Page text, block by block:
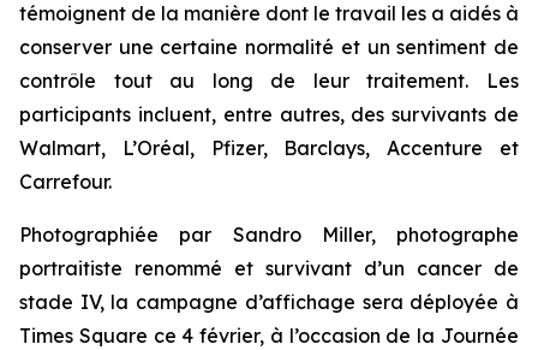
témoignent de la manière dont le travail les a aidés à
conserver une certaine normalité et un sentiment de
contrôle tout au long de leur traitement. Les
participants incluent, entre autres, des survivants de
Walmart, L’Oréal, Pfizer, Barclays, Accenture et
Carrefour.
Photographiée par Sandro Miller, photographe
portraitiste renommé et survivant d’un cancer de
stade IV, la campagne d’affichage sera déployée à
Times Square ce 4 février, à l’occasion de la Journée